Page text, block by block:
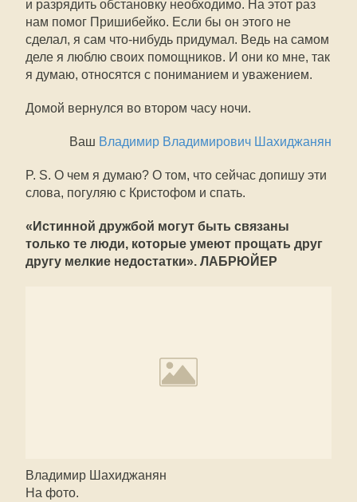
и разрядить обстановку необходимо. На этот раз
нам помог Пришибейко. Если бы он этого не
сделал, я сам что-нибудь придумал. Ведь на самом
деле я люблю своих помощников. И они ко мне, так
я думаю, относятся с пониманием и уважением.
Домой вернулся во втором часу ночи.
Ваш Владимир Владимирович Шахиджанян
P. S. О чем я думаю? О том, что сейчас допишу эти
слова, погуляю с Кристофом и спать.
«Истинной дружбой могут быть связаны
только те люди, которые умеют прощать друг
другу мелкие недостатки». ЛАБРЮЙЕР
Владимир Шахиджанян
На фото.